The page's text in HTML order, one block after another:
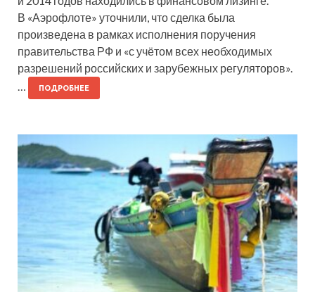
В «Аэрофлоте» уточнили, что сделка была
произведена в рамках исполнения поручения
правительства РФ и «с учётом всех необходимых
разрешений российских и зарубежных регуляторов».
…
ПОДРОБНЕЕ